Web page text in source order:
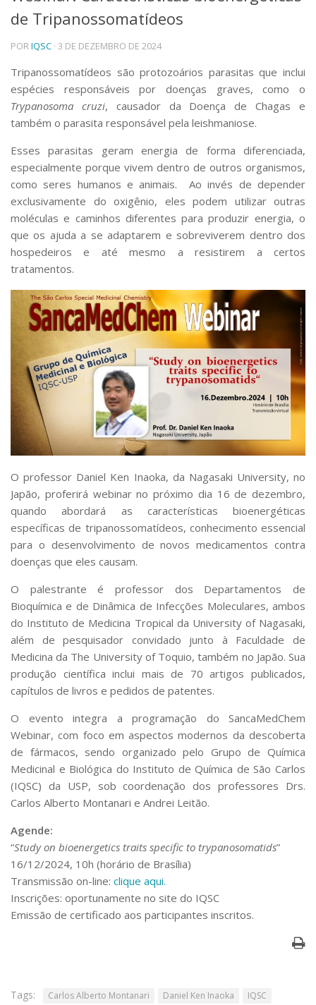
Telefones e Mapas
Pessoas
Ensino
Graduação
Pós-Graduação
Educação a distância
Cursos de Extensão
Linhas de Pesquisa
Centros, Núcleos e Projetos em Rede
Pós-doutorado
Iniciação Científica
Transferência de Tecnologia
Empresas Juniores
Extensão à Comunidade
Projetos, Programas e Cursos
Artes, Cultura e Esportes
Museus e Espaços Interativos
Serviços
Bibliotecas
Apoio ao Estudante
Segurança, Trânsito e Prevenção
RH, Administrativo e Financeiro
Outros serviços
Comunicação
Assessorias e Mídias
Aplicativos e Sites
Jornal da USP
Agenda de Eventos
Defesa de Teses
de Tripanossomatídeos
PORIQSC · 3 DE DEZEMBRO DE 2024
Tripanossomatídeos são protozoários parasitas que inclui
espécies responsáveis por doenças graves, como o
Trypanosoma cruzi, causador da Doença de Chagas e
também o parasita responsável pela leishmaniose.
Esses parasitas geram energia de forma diferenciada,
especialmente porque vivem dentro de outros organismos,
como seres humanos e animais. Ao invés de depender
exclusivamente do oxigênio, eles podem utilizar outras
moléculas e caminhos diferentes para produzir energia, o
que os ajuda a se adaptarem e sobreviverem dentro dos
hospedeiros e até mesmo a resistirem a certos
tratamentos.
O professor Daniel Ken Inaoka, da Nagasaki University, no
Japão, proferirá webinar no próximo dia 16 de dezembro,
quando abordará as características bioenergéticas
específicas de tripanossomatídeos, conhecimento essencial
para o desenvolvimento de novos medicamentos contra
doenças que eles causam.
O palestrante é professor dos Departamentos de
Bioquímica e de Dinâmica de Infecções Moleculares, ambos
do Instituto de Medicina Tropical da University of Nagasaki,
além de pesquisador convidado junto à Faculdade de
Medicina da The University of Toquio, também no Japão. Sua
produção científica inclui mais de 70 artigos publicados,
capítulos de livros e pedidos de patentes.
O evento integra a programação do SancaMedChem
Webinar, com foco em aspectos modernos da descoberta
de fármacos, sendo organizado pelo Grupo de Química
Medicinal e Biológica do Instituto de Química de São Carlos
(IQSC) da USP, sob coordenação dos professores Drs.
Carlos Alberto Montanari e Andrei Leitão.
Agende:
“Study on bioenergetics traits specific to trypanosomatids”
16/12/2024, 10h (horário de Brasília)
Transmissão on-line: clique aqui.
Inscrições: oportunamente no site do IQSC
Emissão de certificado aos participantes inscritos.
Tags: Carlos Alberto Montanari Daniel Ken Inaoka
IQSC